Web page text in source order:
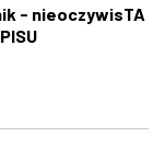
- nieoczywisTA